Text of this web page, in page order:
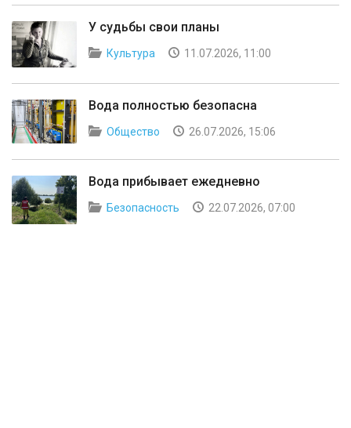
У судьбы свои планы
Культура 11.07.2026, 11:00
Вода полностью безопасна
Общество 26.07.2026, 15:06
Вода прибывает ежедневно
Безопасность 22.07.2026, 07:00